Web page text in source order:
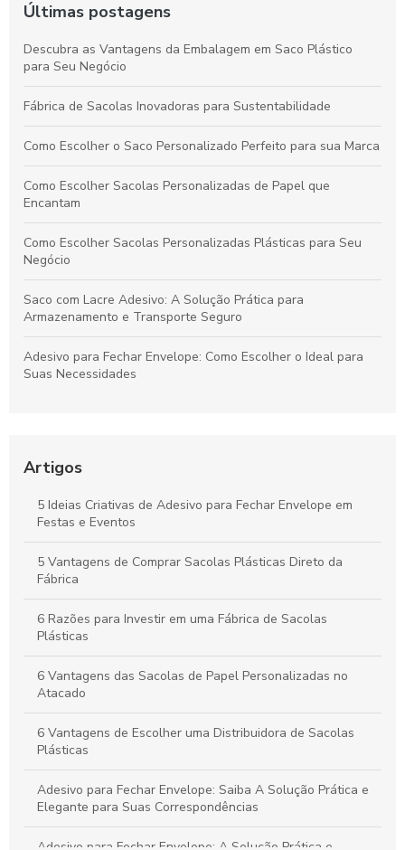
Últimas postagens
Descubra as Vantagens da Embalagem em Saco Plástico
para Seu Negócio
Fábrica de Sacolas Inovadoras para Sustentabilidade
Como Escolher o Saco Personalizado Perfeito para sua Marca
Como Escolher Sacolas Personalizadas de Papel que
Encantam
Como Escolher Sacolas Personalizadas Plásticas para Seu
Negócio
Saco com Lacre Adesivo: A Solução Prática para
Armazenamento e Transporte Seguro
Adesivo para Fechar Envelope: Como Escolher o Ideal para
Suas Necessidades
Saco Plástico Transparente com Adesivo: A Solução Prática
Adesivos para Embalagens Plásticas que Transformam Seu
Produto em Destaque
Artigos
5 Ideias Criativas de Adesivo para Fechar Envelope em
Festas e Eventos
5 Vantagens de Comprar Sacolas Plásticas Direto da
Fábrica
6 Razões para Investir em uma Fábrica de Sacolas
Plásticas
6 Vantagens das Sacolas de Papel Personalizadas no
Atacado
6 Vantagens de Escolher uma Distribuidora de Sacolas
Plásticas
Adesivo para Fechar Envelope: Saiba A Solução Prática e
Elegante para Suas Correspondências